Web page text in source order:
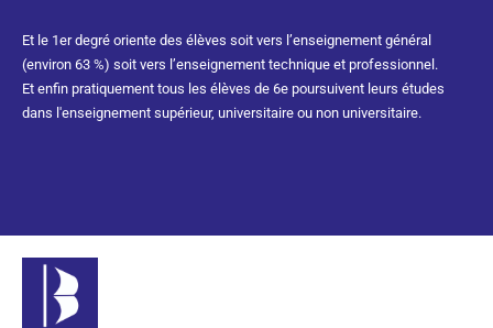
Et le 1er degré oriente des élèves soit vers l’enseignement général
(environ 63 %) soit vers l’enseignement technique et professionnel.
Et enfin pratiquement tous les élèves de 6e poursuivent leurs études
dans l'enseignement supérieur, universitaire ou non universitaire.